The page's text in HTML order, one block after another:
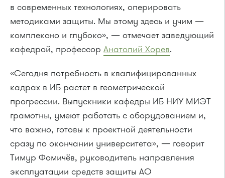
в современных технологиях, оперировать
методиками защиты. Мы этому здесь и учим —
комплексно и глубоко», — отмечает заведующий
кафедрой, профессор Анатолий Хорев.
«Сегодня потребность в квалифицированных
кадрах в ИБ растет в геометрической
прогрессии. Выпускники кафедры ИБ НИУ МИЭТ
грамотны, умеют работать с оборудованием и,
что важно, готовы к проектной деятельности
сразу по окончании университета», — говорит
Тимур Фомичёв, руководитель направления
эксплуатации средств защиты АО